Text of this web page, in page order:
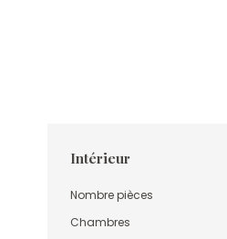
Intérieur
Nombre pièces
Chambres